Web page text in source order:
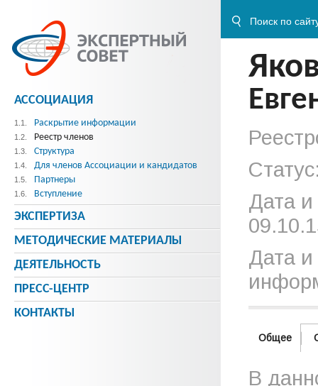
Дата
Дата и
Общее
В
АССОЦИАЦИЯ
1.1. Раскрытие информации
1.2. Реестр членов
1.3. Структура
1.4. Для членов Ассоциации и кандидатов
1.5. Партнеры
1.6. Вступление
ЭКСПЕРТИЗА
МЕТОДИЧЕСКИE МАТЕРИАЛЫ
ДЕЯТЕЛЬНОСТЬ
ПРЕСС-ЦЕНТР
КОНТАКТЫ